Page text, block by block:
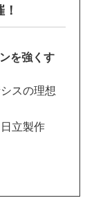
を強くす
スの理想
日立製作